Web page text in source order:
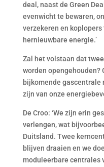
deal, naast de Green
evenwicht te bewaren,
verzekeren en
hernieuwbare energie.’
Zal het volstaan dat
worden opengehouden?
bijkomende gascentrale
zijn van onze
De Croo: ‘We zijn erin
verlengen, wat
Duitsland. Twee
blijven draaien en we
moduleerbare centrales